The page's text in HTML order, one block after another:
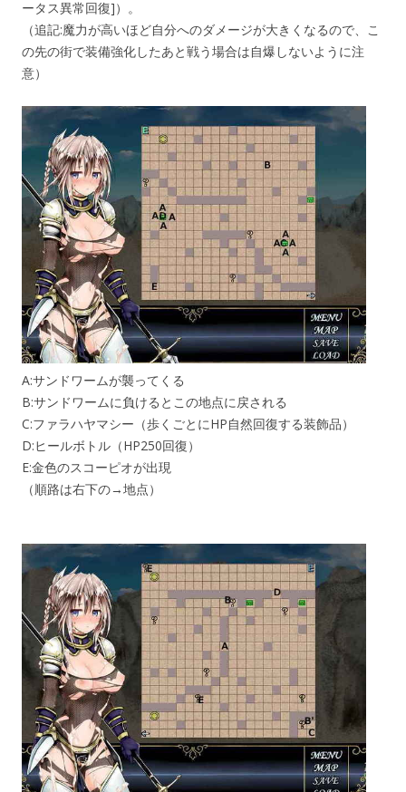
ータス異常回復]）。
（追記:魔力が高いほど自分へのダメージが大きくなるので、こ
の先の街で装備強化したあと戦う場合は自爆しないように注
意）
A:サンドワームが襲ってくる
B:サンドワームに負けるとこの地点に戻される
C:ファラハヤマシー（歩くごとにHP自然回復する装飾品）
D:ヒールボトル（HP250回復）
E:金色のスコーピオが出現
（順路は右下の→地点）